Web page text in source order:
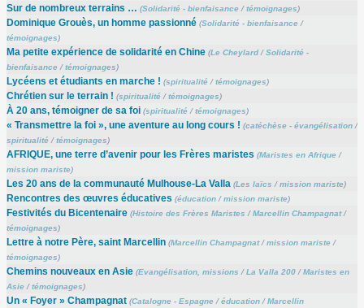
Sur de nombreux terrains … (Solidarité - bienfaisance/témoignages)
Dominique Grouès, un homme passionné (Solidarité - bienfaisance/
témoignages)
Ma petite expérience de solidarité en Chine (Le Cheylard/Solidarité -
bienfaisance/témoignages)
Lycéens et étudiants en marche ! (spiritualité/témoignages)
Chrétien sur le terrain ! (spiritualité/témoignages)
À 20 ans, témoigner de sa foi (spiritualité/témoignages)
« Transmettre la foi », une aventure au long cours ! (catéchèse - évangélisation/
spiritualité/témoignages)
AFRIQUE, une terre d’avenir pour les Frères maristes (Maristes en Afrique/
mission mariste)
Les 20 ans de la communauté Mulhouse-La Valla (Les laïcs /mission mariste)
Rencontres des œuvres éducatives (éducation/mission mariste)
Festivités du Bicentenaire (Histoire des Frères Maristes /Marcellin Champagnat/
témoignages)
Lettre à notre Père, saint Marcellin (Marcellin Champagnat/mission mariste/
témoignages)
Chemins nouveaux en Asie (Evangélisation, missions /La Valla 200/Maristes en
Asie/témoignages)
Un « Foyer » Champagnat (Catalogne - Espagne/éducation/Marcellin